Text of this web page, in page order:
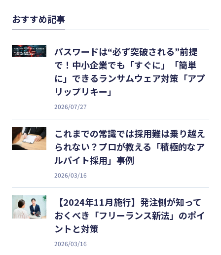
おすすめ記事
パスワードは“必ず突破される”前提
で！中小企業でも「すぐに」「簡単
に」できるランサムウェア対策「アプ
リップリキー」
2026/07/27
これまでの常識では採用難は乗り越え
られない？プロが教える「積極的なア
ルバイト採用」事例
2026/03/16
【2024年11月施行】発注側が知って
おくべき「フリーランス新法」のポイ
ントと対策
2026/03/16